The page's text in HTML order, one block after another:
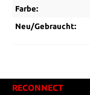
Farbe:
Neu/Gebraucht:
RECONNECT